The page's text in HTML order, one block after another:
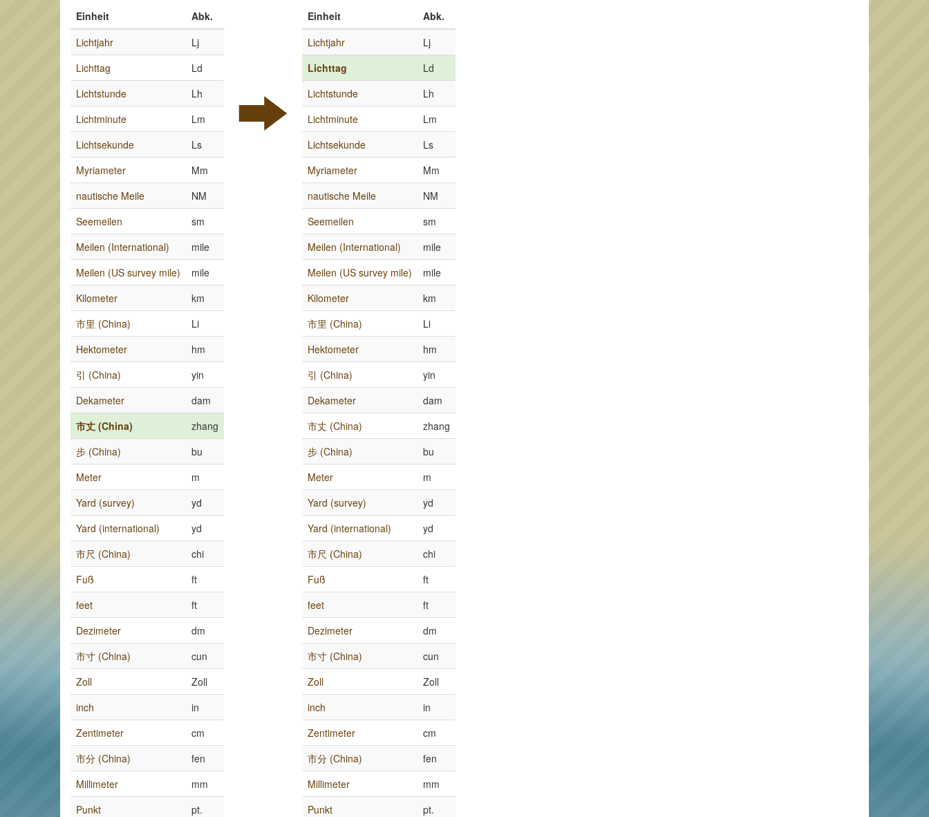
Einheit
Abk.
Lichtjahr
Lj
Lichttag
Ld
Lichtstunde
Lh
Lichtminute
Lm
Lichtsekunde
Ls
Myriameter
Mm
nautische Meile
NM
Seemeilen
sm
Meilen (International)
mile
Meilen (US survey mile)
mile
Kilometer
km
市里 (China)
Li
Hektometer
hm
引 (China)
yin
Dekameter
dam
市丈 (China)
zhang
步 (China)
bu
Meter
m
Yard (survey)
yd
Yard (international)
yd
市尺 (China)
chi
Fuß
ft
feet
ft
Dezimeter
dm
市寸 (China)
cun
Zoll
Zoll
inch
in
Zentimeter
cm
市分 (China)
fen
Millimeter
mm
Punkt
pt.
Einheit
Abk.
Lichtjahr
Lj
Lichttag
Ld
Lichtstunde
Lh
Lichtminute
Lm
Lichtsekunde
Ls
Myriameter
Mm
nautische Meile
NM
Seemeilen
sm
Meilen (International)
mile
Meilen (US survey mile)
mile
Kilometer
km
市里 (China)
Li
Hektometer
hm
引 (China)
yin
Dekameter
dam
市丈 (China)
zhang
步 (China)
bu
Meter
m
Yard (survey)
yd
Yard (international)
yd
市尺 (China)
chi
Fuß
ft
feet
ft
Dezimeter
dm
市寸 (China)
cun
Zoll
Zoll
inch
in
Zentimeter
cm
市分 (China)
fen
Millimeter
mm
Punkt
pt.